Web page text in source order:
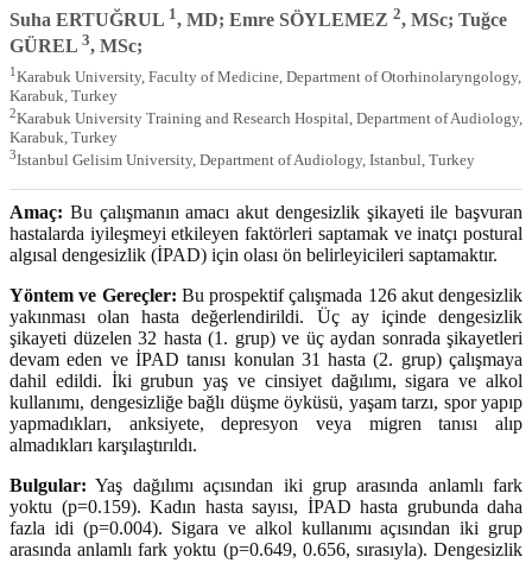
Suha ERTUĞRUL 1, MD; Emre SÖYLEMEZ 2, MSc; Tuğce
GÜREL 3, MSc;
1Karabuk University, Faculty of Medicine, Department of Otorhinolaryngology,
Karabuk, Turkey
2Karabuk University Training and Research Hospital, Department of Audiology,
Karabuk, Turkey
3Istanbul Gelisim University, Department of Audiology, Istanbul, Turkey
Amaç: Bu çalışmanın amacı akut dengesizlik şikayeti ile başvuran
hastalarda iyileşmeyi etkileyen faktörleri saptamak ve inatçı postural
algısal dengesizlik (İPAD) için olası ön belirleyicileri saptamaktır.
Yöntem ve Gereçler: Bu prospektif çalışmada 126 akut dengesizlik
yakınması olan hasta değerlendirildi. Üç ay içinde dengesizlik
şikayeti düzelen 32 hasta (1. grup) ve üç aydan sonrada şikayetleri
devam eden ve İPAD tanısı konulan 31 hasta (2. grup) çalışmaya
dahil edildi. İki grubun yaş ve cinsiyet dağılımı, sigara ve alkol
kullanımı, dengesizliğe bağlı düşme öyküsü, yaşam tarzı, spor yapıp
yapmadıkları, anksiyete, depresyon veya migren tanısı alıp
almadıkları karşılaştırıldı.
Bulgular: Yaş dağılımı açısından iki grup arasında anlamlı fark
yoktu (p=0.159). Kadın hasta sayısı, İPAD hasta grubunda daha
fazla idi (p=0.004). Sigara ve alkol kullanımı açısından iki grup
arasında anlamlı fark yoktu (p=0.649, 0.656, sırasıyla). Dengesizlik